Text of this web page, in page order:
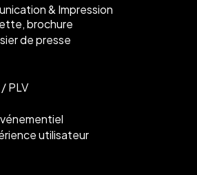
& Impression
brochure
de presse
PLV
utilisateur